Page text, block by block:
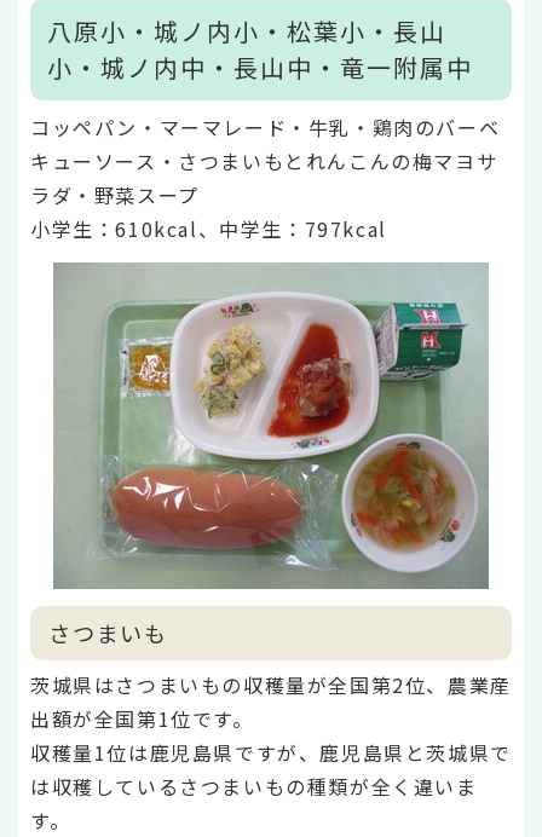
八原小・城ノ内小・松葉小・長山
小・城ノ内中・長山中・竜一附属中
コッペパン・マーマレード・牛乳・鶏肉のバーベ
キューソース・さつまいもとれんこんの梅マヨサ
ラダ・野菜スープ
小学生：610kcal、中学生：797kcal
さつまいも
茨城県はさつまいもの収穫量が全国第2位、農業産
出額が全国第1位です。
収穫量1位は鹿児島県ですが、鹿児島県と茨城県で
は収穫しているさつまいもの種類が全く違いま
す。